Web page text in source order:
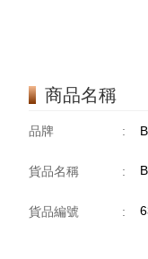
商品名稱
品牌 :
貨品名稱 :
貨品編號 :